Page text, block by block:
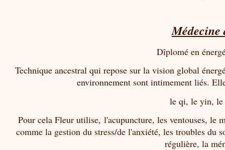
Médecine
Dîplomé en
Technique ancestral qui repose sur la vision global
environnement sont intimement liés.
le qi, le yin, le
Pour cela Fleur utilise, l'acupuncture, les ventouses, le
comme la gestion du stress/de l'anxiété, les troubles du
régulière, la